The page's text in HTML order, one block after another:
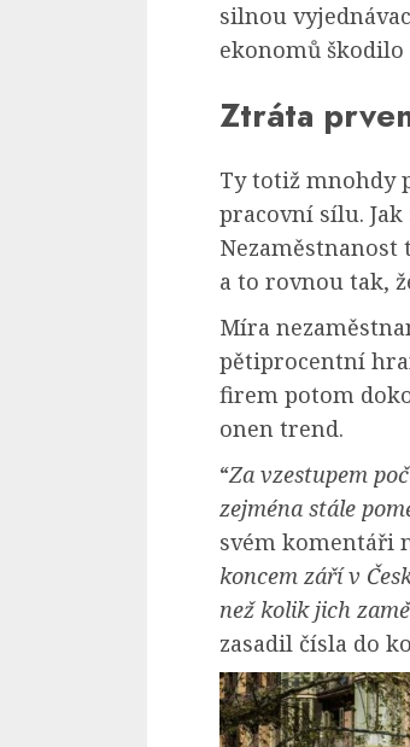
silnou
ekonomů
Ztráta
Ty totiž mnohdy
pracovní sílu.
a to rovnou tak,
Míra
pětiprocentní
firem potom
onen trend.
“Za vzestupem
zejména stále
svém komentáři
koncem září v
než kolik jich
zasadil čísla do